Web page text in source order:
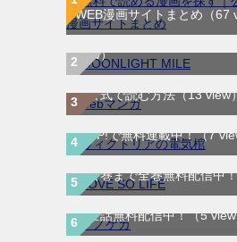
WEB漫画サイトまとめ （67
MOONLIGHT MILE｜最新
ワンで最新刊まで全巻無料
view）
WEB漫画サイト一覧｜ブラ
を公式で読む方法（13 view
ヴィクトリアの電気棺｜最
ガUP!で無料連載中！（7
LOVE SO LIFE｜全17巻完
最終巻まで全巻無料配信中！
テノゲカ｜最新刊第2巻！サ
で全話無料配信中！（5
悪徳女王の心得｜最新刊第3